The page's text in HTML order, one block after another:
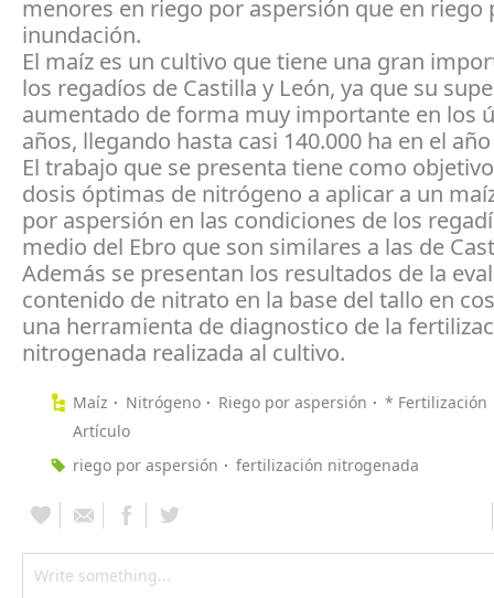
menores en riego por aspersión que en riego
inundación.
El maíz es un cultivo que tiene una gran
los regadíos de Castilla y León, ya que su
aumentado de forma muy importante en los
años, llegando hasta casi 140.000 ha en el
El trabajo que se presenta tiene como
dosis óptimas de nitrógeno a aplicar a un
por aspersión en las condiciones de los
medio del Ebro que son similares a las de
Además se presentan los resultados de la
contenido de nitrato en la base del tallo en
una herramienta de diagnostico de la
nitrogenada realizada al cultivo.
Maíz Nitrógeno Riego por aspersión
* Fertilización
Artículo
riego por aspersión
fertilización nitrogenada